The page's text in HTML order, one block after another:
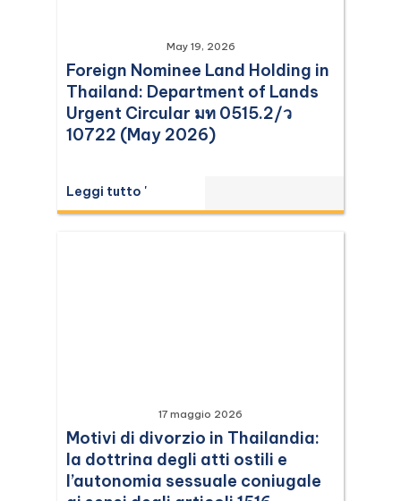
May 19, 2026
Foreign Nominee Land Holding in
Thailand: Department of Lands
Urgent Circular มท 0515.2/ว
10722 (May 2026)
Leggi tutto '
17 maggio 2026
Motivi di divorzio in Thailandia:
la dottrina degli atti ostili e
l’autonomia sessuale coniugale